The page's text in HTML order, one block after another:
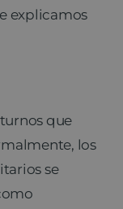
explicamos
que
los
se